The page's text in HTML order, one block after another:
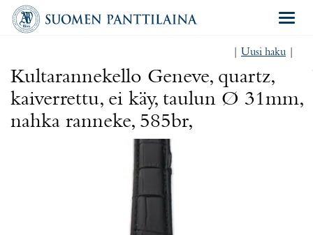
Uusi haku
Kultarannekello Geneve, quartz,
kaiverrettu, ei käy, taulun Ø 31mm,
nahka ranneke, 585br,